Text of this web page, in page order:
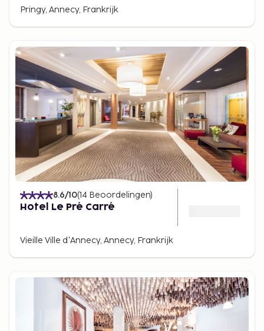
Pringy, Annecy, Frankrijk
8.6/10(14 Beoordelingen)
Hotel Le Pré Carré
Vieille Ville d'Annecy, Annecy, Frankrijk